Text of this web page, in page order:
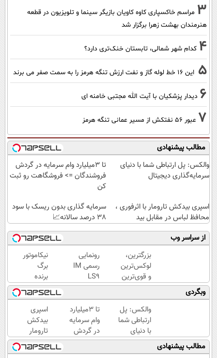
3 مراسم خاکسپاری کاوه کاویان بازیگر سینما و تلویزیون در قطعه
هنرمندان بهشت زهرا برگزار شد
4 کدام شهر شمالی، تابستان خنک‌تری دارد؟
5 این 16 خط لوله گاز و نفت ارزش تنگه هرمز را به سمت صفر می برند
6 دیدار پزشکیان با آیت الله مجتبی خامنه ای
7 عبور ۵۶ نفتکش از مسیر عمانی تنگه هرمز
مطالب پیشنهادی
والکس: پل ارتباطی شما با دنیای
سرمایه‌گذاری دیجیتال
تا 3میلیارد وام سرمایه در گردش
فروشندگان => فروشگاهت رو ثبت
کن
اسپری بیدکش تارومار با اثرفوری ،
محافظ لباس در مقابل بید
سرمایه گذاری بدون ریسک با سود
38 درصد سالانه📈
از سراسر وب
بزرگترین،
لوکس‌ترین
و قوی‌ترین
شاسی بلند
EREV در
در ایران
رونمایی
شد
رونمایی
رسمی IM
LS9
لوکس‌ترین
EREV در
ایران
نیکاموتور
برگ
برنده
جدیدش
را رو کرد،
IM LS9
رسماً
وارد بازار
ایران شد
وبگردی
والکس: پل
ارتباطی شما
با دنیای
سرمایه‌گذاری
دیجیتال
تا 3میلیارد
وام سرمایه
در گردش
فروشندگان
=>
اسپری
بیدکش
تارومار
با
اثرفوری
مطالب پیشنهادی